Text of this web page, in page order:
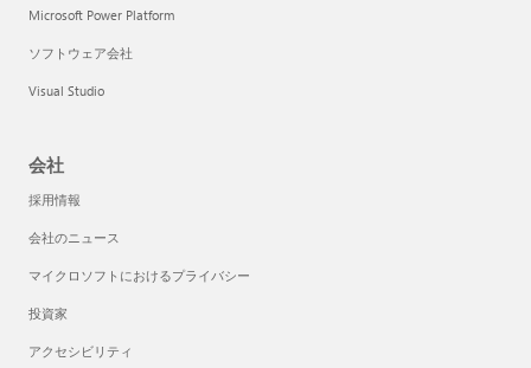
Microsoft Power Platform
ソフトウェア会社
Visual Studio
会社
採用情報
会社のニュース
マイクロソフトにおけるプライバシー
投資家
アクセシビリティ